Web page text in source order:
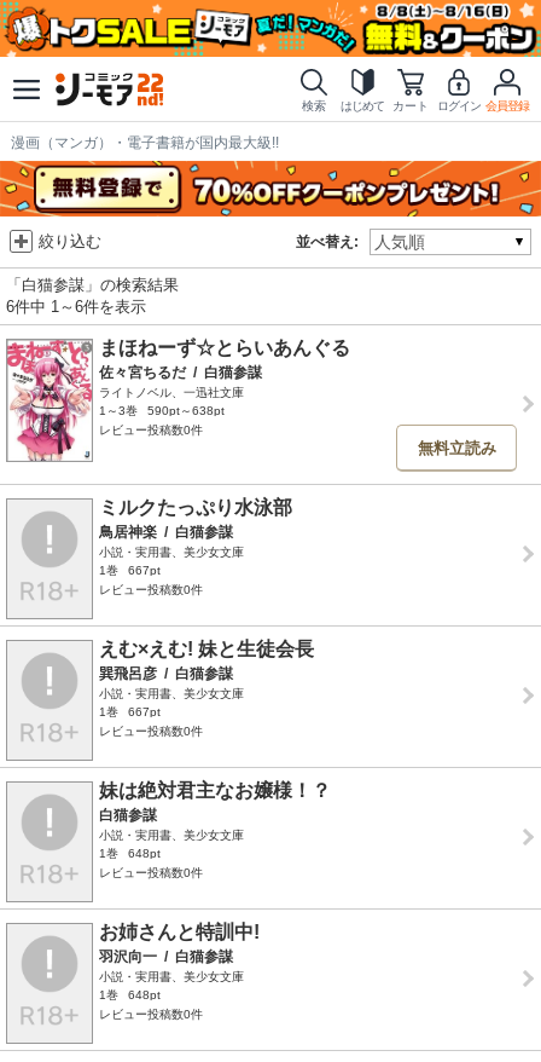
検索 はじめて カート ログイン 会員登録
漫画（マンガ）・電子書籍が国内最大級!!
並べ替え:
絞り込む
「白猫参謀」の検索結果
6件中 1～6件を表示
まほねーず☆とらいあんぐる
佐々宮ちるだ / 白猫参謀
ライトノベル、一迅社文庫
1～3巻
590pt～638pt
レビュー投稿数0件
無料立読み
ミルクたっぷり水泳部
鳥居神楽 / 白猫参謀
小説・実用書、美少女文庫
1巻
667pt
レビュー投稿数0件
えむ×えむ! 妹と生徒会長
巽飛呂彦 / 白猫参謀
小説・実用書、美少女文庫
1巻
667pt
レビュー投稿数0件
妹は絶対君主なお嬢様！？
白猫参謀
小説・実用書、美少女文庫
1巻
648pt
レビュー投稿数0件
お姉さんと特訓中!
羽沢向一 / 白猫参謀
小説・実用書、美少女文庫
1巻
648pt
レビュー投稿数0件